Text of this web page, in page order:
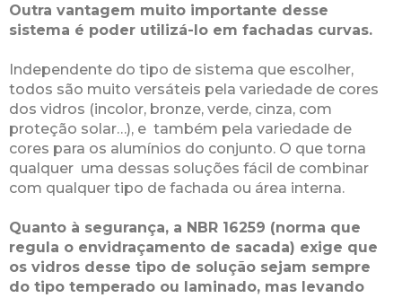
Outra vantagem muito importante desse
sistema é poder utilizá-lo em fachadas curvas.
Independente do tipo de sistema que escolher,
todos são muito versáteis pela variedade de cores
dos vidros (incolor, bronze, verde, cinza, com
proteção solar…), e também pela variedade de
cores para os alumínios do conjunto. O que torna
qualquer uma dessas soluções fácil de combinar
com qualquer tipo de fachada ou área interna.
Quanto à segurança, a NBR 16259 (norma que
regula o envidraçamento de sacada) exige que
os vidros desse tipo de solução sejam sempre
do tipo temperado ou laminado, mas levando